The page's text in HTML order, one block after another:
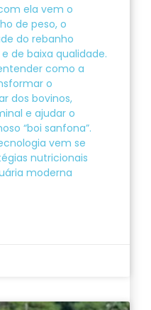
ela vem o
de peso, o
do rebanho
de baixa qualidade.
como a
o
dos bovinos,
e ajudar o
“boi sanfona”.
vem se
nutricionais
moderna